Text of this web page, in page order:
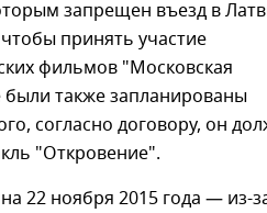
запрещен въезд в
принять участие
фильмов "Московская
были также запланированы
согласно договору, он
"Откровение".
22 ноября 2015 года — из-